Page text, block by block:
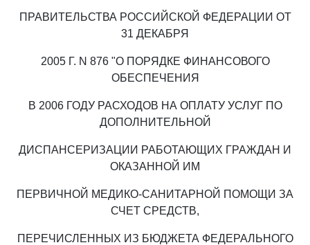
ПРАВИТЕЛЬСТВА РОССИЙСКОЙ ФЕДЕРАЦИИ ОТ
31 ДЕКАБРЯ
2005 Г. N 876 "О ПОРЯДКЕ ФИНАНСОВОГО
ОБЕСПЕЧЕНИЯ
В 2006 ГОДУ РАСХОДОВ НА ОПЛАТУ УСЛУГ ПО
ДОПОЛНИТЕЛЬНОЙ
ДИСПАНСЕРИЗАЦИИ РАБОТАЮЩИХ ГРАЖДАН И
ОКАЗАННОЙ ИМ
ПЕРВИЧНОЙ МЕДИКО-САНИТАРНОЙ ПОМОЩИ ЗА
СЧЕТ СРЕДСТВ,
ПЕРЕЧИСЛЕННЫХ ИЗ БЮДЖЕТА ФЕДЕРАЛЬНОГО